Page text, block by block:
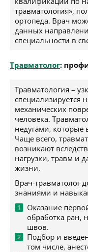
травматология»,
ортопеда. Врач
данных
специальности в
Травматолог:
Травматология –
специализируется
механических
человека.
недугами,
Чаще всего,
возникают
нагрузки, травм и
жизни.
Врач-травматолог
знаниями и
Оказание
обработка ран,
швов.
Подбор и
том числе,